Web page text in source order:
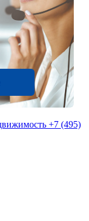
+7 (495)